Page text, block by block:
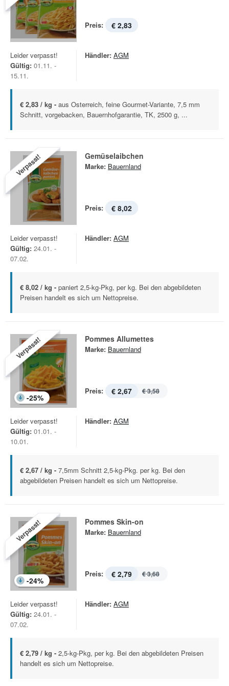
Preis: € 2,83
Leider verpasst!
Gültig: 01.11. -
15.11.
Händler: AGM
€ 2,83 / kg - aus Osterreich, feine Gourmet-Variante, 7,5 mm
Schnitt, vorgebacken, Bauernhofgarantie, TK, 2500 g, ...
Verpasst! Gemüselaibchen
Marke: Bauernland
Preis: € 8,02
Leider verpasst!
Gültig: 24.01. -
07.02.
Händler: AGM
€ 8,02 / kg - paniert 2,5-kg-Pkg, per kg. Bei den abgebildeten
Preisen handelt es sich um Nettopreise.
Verpasst!
-25%
Pommes Allumettes
Marke: Bauernland
Preis: € 2,67 € 3,58
Leider verpasst!
Gültig: 01.01. -
10.01.
Händler: AGM
€ 2,67 / kg - 7,5mm Schnitt 2,5-kg-Pkg. per kg. Bei den
abgebildeten Preisen handelt es sich um Nettopreise.
Verpasst!
-24%
Pommes Skin-on
Marke: Bauernland
Preis: € 2,79 € 3,68
Leider verpasst!
Gültig: 24.01. -
07.02.
Händler: AGM
€ 2,79 / kg - 2,5-kg-Pkg, per kg. Bei den abgebildeten Preisen
handelt es sich um Nettopreise.